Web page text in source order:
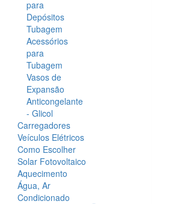
para
Depósitos
Tubagem
Acessórios
para
Tubagem
Vasos de
Expansão
Anticongelante
- Glicol
Carregadores
Veículos Elétricos
Como Escolher
Solar Fotovoltaico
Aquecimento
Água, Ar
Condicionado